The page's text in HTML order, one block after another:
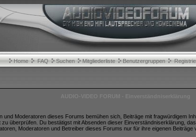
Home FAQ Suchen Mitgliederliste Benutzergruppen
und Moderatoren dieses Forums bemühen sich, Beiträge mit fragwürdigem
zu überprüfen. Du bestätigst mit Absenden dieser Einverständniserklärung,
Moderatoren und Betreiber dieses Forums nur für ihre eigenen Beiträge